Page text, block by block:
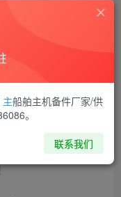
信息系统、移动交
船舶主机备件厂家/供
。
联系我们